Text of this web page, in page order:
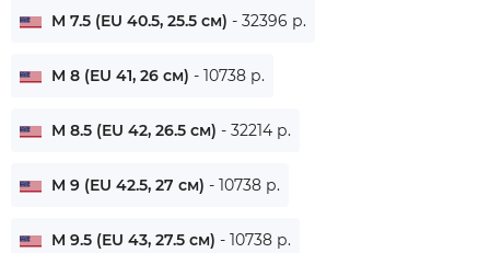
M 7.5 (EU 40.5, 25.5 см) - 32396 р.
M 8 (EU 41, 26 см) - 10738 р.
M 8.5 (EU 42, 26.5 см) - 32214 р.
M 9 (EU 42.5, 27 см) - 10738 р.
M 9.5 (EU 43, 27.5 см) - 10738 р.